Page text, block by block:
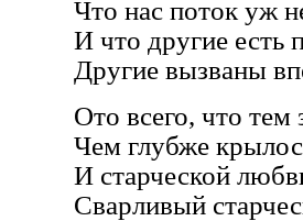
Что нас поток уж
И что другие есть
Другие вызваны
Ото всего, что тем
Чем глубже
И старческой
Сварливый